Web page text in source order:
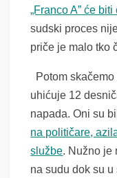
„Franco A” će
sudski proces
priče je malo tko
Potom
uhićuje 12
napada. Oni su
na političare,
službe. Nužno je
na sudu dok su